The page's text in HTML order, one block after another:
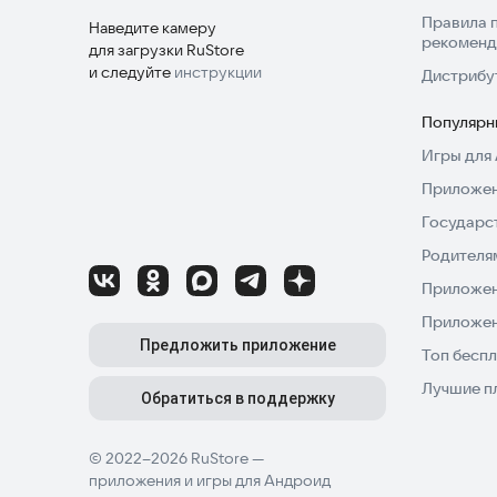
Наведите камеру
для загрузки RuStore
и следуйте инструкции
© 2022–2026 RuStore —
приложения и игры для Андроид
Предложить приложение
Обратиться в поддержку
Правила
Игры для
Топ
Лучшие